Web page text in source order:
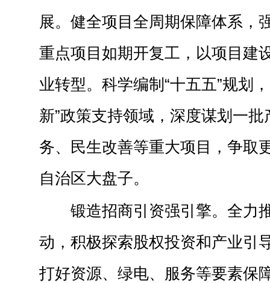
展。健全项目全周期保障体系，
重点项目如期开复工，以项目建
业转型。科学编制“十五五”规划
新”政策支持领域，深度谋划一
务、民生改善等重大项目，争取
自治区大盘子。
锻造招商引资强引擎。全力
动，积极探索股权投资和产业引
打好资源、绿电、服务等要素保